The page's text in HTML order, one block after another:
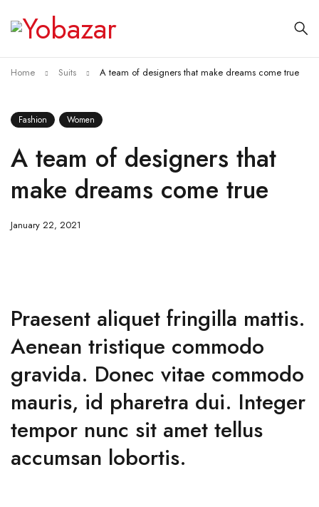
Home Suits A team of designers that make dreams come true
Fashion Women
A team of designers that
make dreams come true
January 22, 2021
Praesent aliquet fringilla mattis.
Aenean tristique commodo
gravida. Donec vitae commodo
mauris, id pharetra dui. Integer
tempor nunc sit amet tellus
accumsan lobortis.